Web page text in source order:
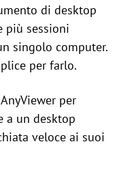
di desktop
più sessioni
singolo computer.
per farlo.
per
a un desktop
veloce ai suoi